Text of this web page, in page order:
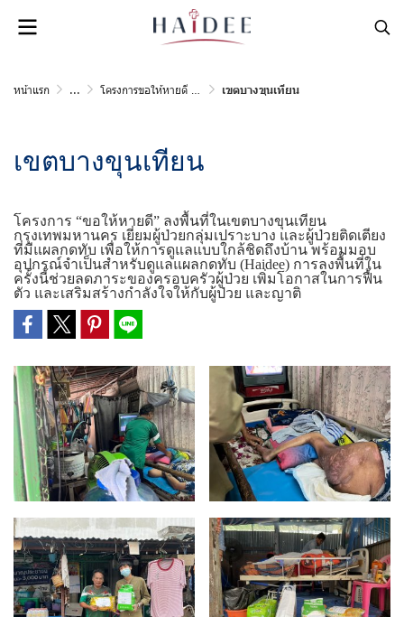
หน้าแรก ... โครงการขอให้หายดี กรุงเทพมหานคร เขตบางขุนเทียน
เขตบางขุนเทียน
โครงการ “ขอให้หายดี” ลงพื้นที่ในเขตบางขุนเทียน
กรุงเทพมหานคร เยี่ยมผู้ป่วยกลุ่มเปราะบาง และผู้ป่วยติดเตียง
ที่มีแผลกดทับ เพื่อให้การดูแลแบบใกล้ชิดถึงบ้าน พร้อมมอบ
อุปกรณ์จำเป็นสำหรับดูแลแผลกดทับ (Haidee) การลงพื้นที่ใน
ครั้งนี้ช่วยลดภาระของครอบครัวผู้ป่วย เพิ่มโอกาสในการฟื้น
ตัว และเสริมสร้างกำลังใจให้กับผู้ป่วย และญาติ